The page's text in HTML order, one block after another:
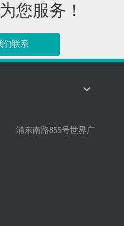
您服务！
们联系
浦东南路855号世界广